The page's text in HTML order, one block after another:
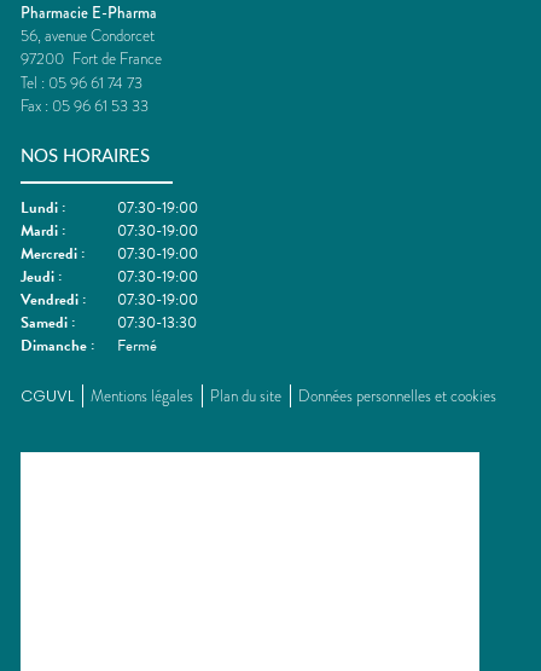
Pharmacie E-Pharma
56, avenue Condorcet
97200 Fort de France
Tel : 05 96 61 74 73
Fax : 05 96 61 53 33
NOS HORAIRES
Lundi :
07:30-19:00
Mardi :
07:30-19:00
Mercredi :
07:30-19:00
Jeudi :
07:30-19:00
Vendredi :
07:30-19:00
Samedi :
07:30-13:30
Dimanche : Fermé
CGUVL Mentions légales Plan du site Données personnelles et cookies